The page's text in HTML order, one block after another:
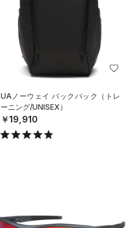
UAノーウェイ バックパック（トレ
ーニング/UNISEX）
￥19,910